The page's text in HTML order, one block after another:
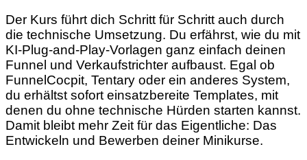
Der Kurs führt dich Schritt für Schritt auch durch
die technische Umsetzung. Du erfährst, wie du mit
KI-Plug-and-Play-Vorlagen ganz einfach deinen
Funnel und Verkaufstrichter aufbaust. Egal ob
FunnelCocpit, Tentary oder ein anderes System,
du erhältst sofort einsatzbereite Templates, mit
denen du ohne technische Hürden starten kannst.
Damit bleibt mehr Zeit für das Eigentliche: Das
Entwickeln und Bewerben deiner Minikurse.